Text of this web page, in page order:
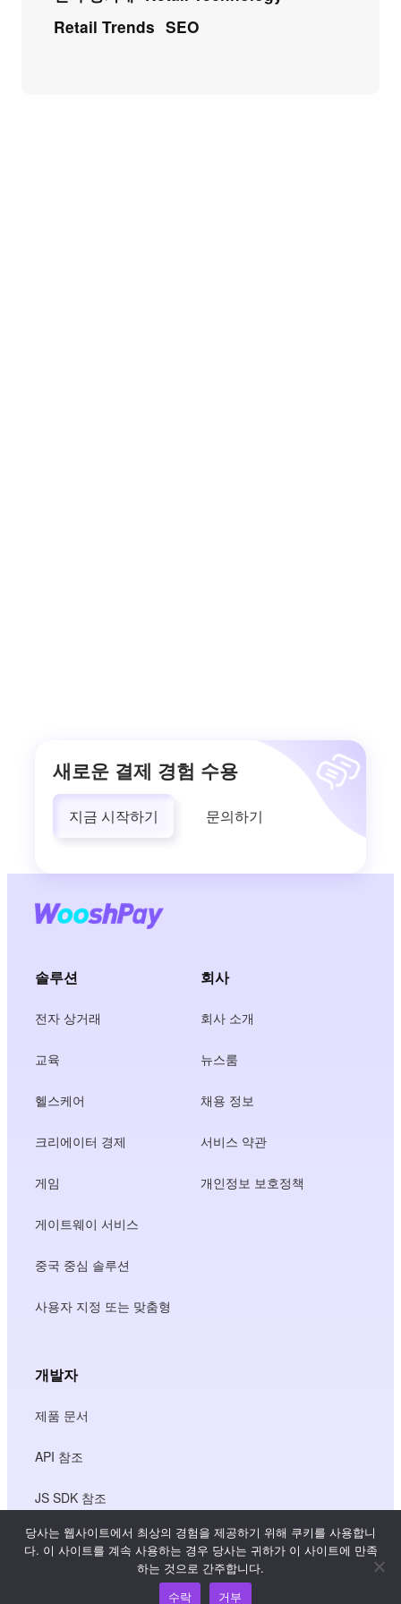
Retail Trends SEO
새로운 결제 경험 수용
지금 시작하기 문의하기
솔루션
전자 상거래
교육
헬스케어
크리에이터 경제
게임
게이트웨이 서비스
중국 중심 솔루션
사용자 지정 또는 맞춤형
회사
회사 소개
뉴스룸
채용 정보
서비스 약관
개인정보 보호정책
개발자
제품 문서
API 참조
JS SDK 참조
당사는 웹사이트에서 최상의 경험을 제공하기 위해 쿠키를 사용합니
다. 이 사이트를 계속 사용하는 경우 당사는 귀하가 이 사이트에 만족
하는 것으로 간주합니다.
수락
거부